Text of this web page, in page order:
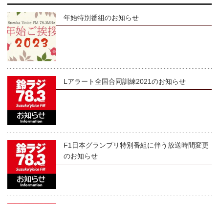
年始特別番組のお知らせ
Lアラート全国合同訓練2021のお知らせ
F1日本グランプリ特別番組に伴う放送時間変更
のお知らせ